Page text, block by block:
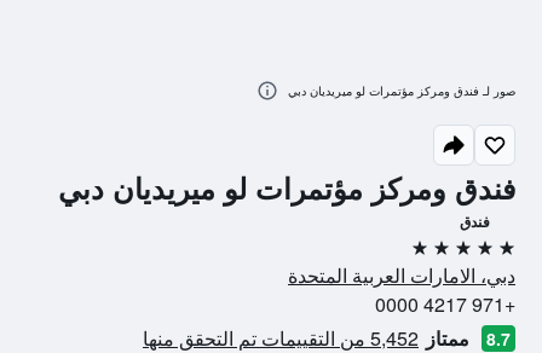
فندق ومركز مؤتمرات لو ميريديان دبي
فندق
5 نجوم
دبي، الامارات العربية المتحدة
+971 4217 0000
8.7 ممتاز 5,452 من التقييمات تم التحقق منها
صور لـ فندق ومركز مؤتمرات لو ميريديان دبي